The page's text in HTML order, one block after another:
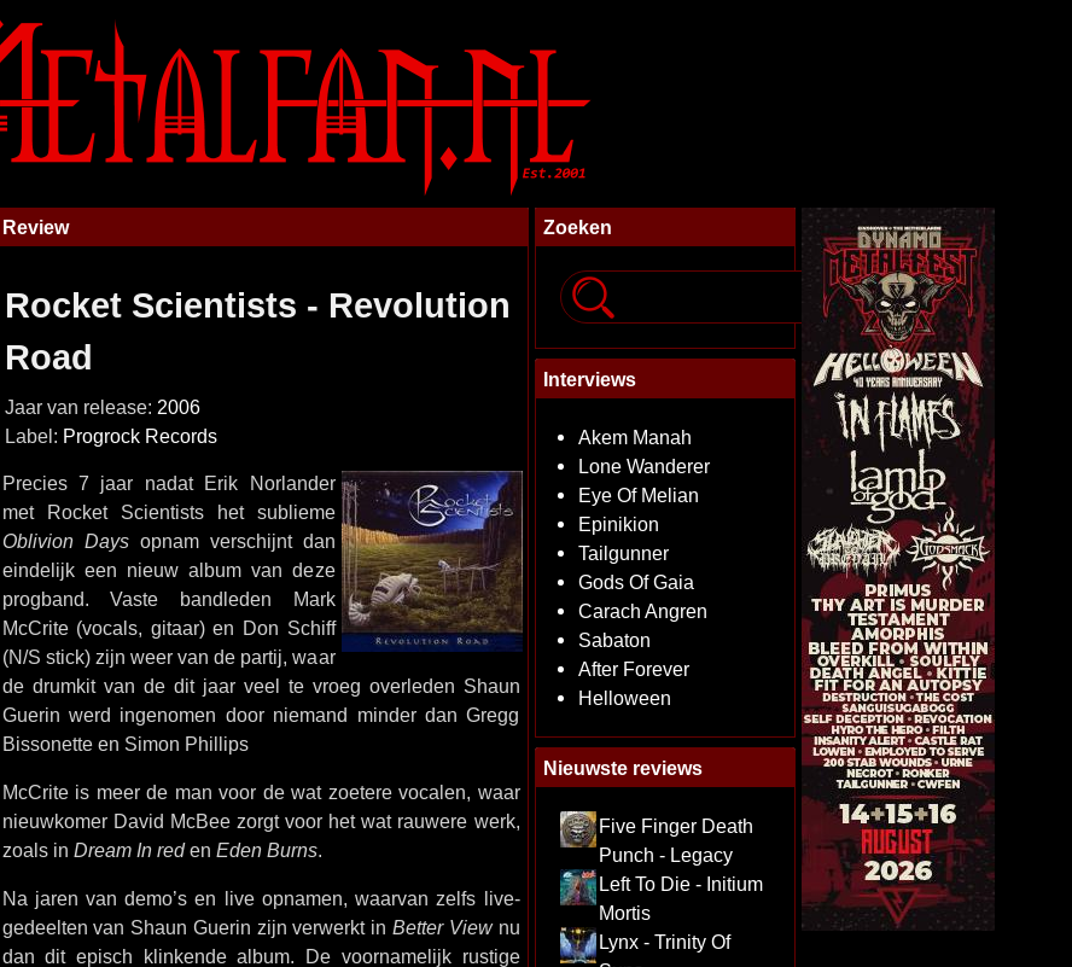
Review
Rocket Scientists - Revolution
Road
Jaar van release: 2006
Label: Progrock Records
Precies 7 jaar nadat Erik Norlander
met Rocket Scientists het sublieme
Oblivion Daysopnam verschijnt dan
eindelijk een nieuw album van deze
progband. Vaste bandleden Mark
McCrite (vocals, gitaar) en Don Schiff
(N/S stick) zijn weer van de partij, waar
de drumkit van de dit jaar veel te vroeg overleden Shaun
Guerin werd ingenomen door niemand minder dan Gregg
Bissonette en Simon Phillips
McCrite is meer de man voor de wat zoetere vocalen, waar
nieuwkomer David McBee zorgt voor het wat rauwere werk,
zoals in Dream In reden Eden Burns.
Na jaren van demo’s en live opnamen, waarvan zelfs live-
gedeelten van Shaun Guerin zijn verwerkt in Better Viewnu
dan dit episch klinkende album. De voornamelijk rustige
Zoeken
Interviews
Akem Manah
Lone Wanderer
Eye Of Melian
Epinikion
Tailgunner
Gods Of Gaia
Carach Angren
Sabaton
After Forever
Helloween
Nieuwste reviews
Five Finger Death
Punch - Legacy
Left To Die - Initium
Mortis
Lynx - Trinity Of